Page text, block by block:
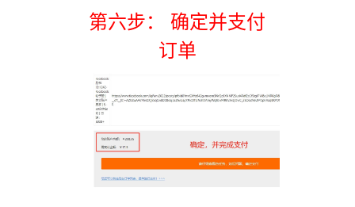
第六步： 确定并支付
订单